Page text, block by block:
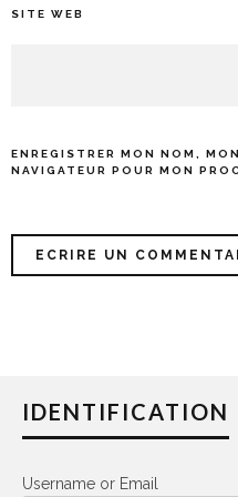
SITE WEB
ENREGISTRER MON NOM,
NAVIGATEUR POUR MON
IDENTIFICATION
Username or Email